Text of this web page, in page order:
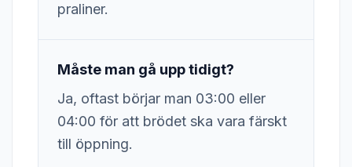
praliner.
Måste man gå upp tidigt?
Ja, oftast börjar man 03:00 eller
04:00 för att brödet ska vara färskt
till öppning.